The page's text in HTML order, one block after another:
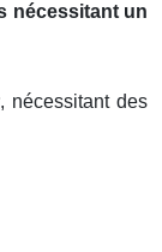
nécessitant un
, nécessitant des